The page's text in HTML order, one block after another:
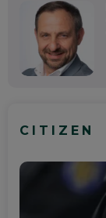
CITIZEN